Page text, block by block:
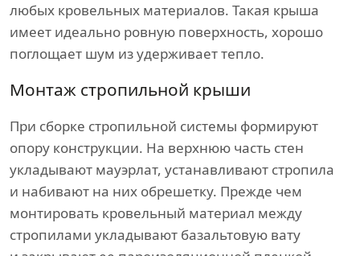
любых кровельных материалов. Такая крыша
имеет идеально ровную поверхность, хорошо
поглощает шум из удерживает тепло.
Монтаж стропильной крыши
При сборке стропильной системы формируют
опору конструкции. На верхнюю часть стен
укладывают мауэрлат, устанавливают стропила
и набивают на них обрешетку. Прежде чем
монтировать кровельный материал между
стропилами укладывают базальтовую вату